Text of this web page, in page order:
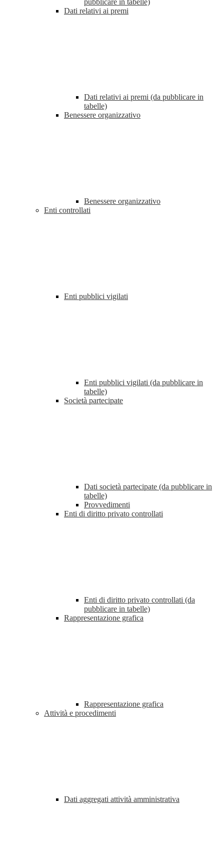
pubblicare in tabelle)
Dati relativi ai premi
Dati relativi ai premi (da pubblicare in
tabelle)
Benessere organizzativo
Benessere organizzativo
Enti controllati
Enti pubblici vigilati
Enti pubblici vigilati (da pubblicare in
tabelle)
Società partecipate
Dati società partecipate (da pubblicare in
tabelle)
Provvedimenti
Enti di diritto privato controllati
Enti di diritto privato controllati (da
pubblicare in tabelle)
Rappresentazione grafica
Rappresentazione grafica
Attività e procedimenti
Dati aggregati attività amministrativa